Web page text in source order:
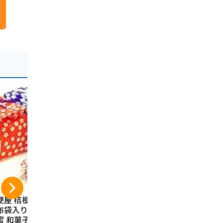
屋 桔梗信玄餅 6
袋入り きな粉
和菓子